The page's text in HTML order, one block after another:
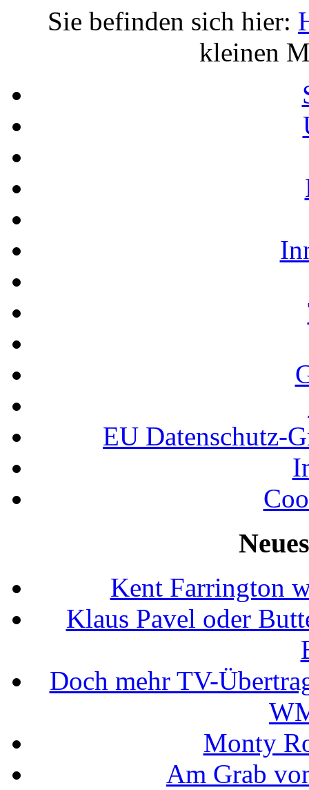
Sie befinden sich hier:
kleinen
EU Datenschutz-
Kent Farrington
Klaus Pavel oder
Doch mehr TV-
Monty
Am Grab